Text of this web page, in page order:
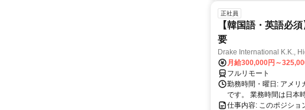
正社員
【韓国語・英語必
要
Drake International K.K.,
月給300,000円～
フルリモート
勤務時間・曜日: アメリ
です。 業務時間は日本
仕事内容: このポジショ